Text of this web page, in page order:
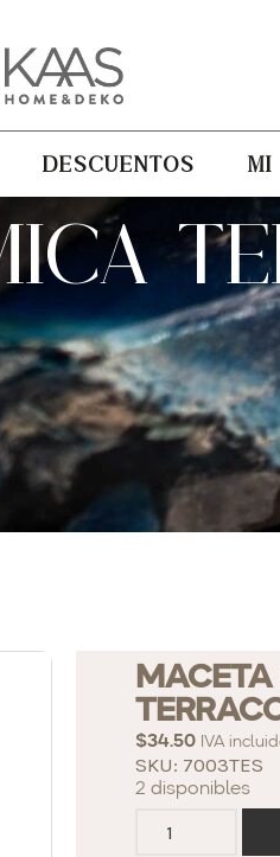
DESCUENTOS MI
$34.50 IVA
SKU: 7003TES
2 disponibles